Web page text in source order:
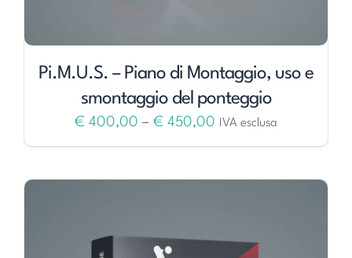
Pi.M.U.S. – Piano di Montaggio, uso e
smontaggio del ponteggio
€ 400,00 – € 450,00 IVA esclusa